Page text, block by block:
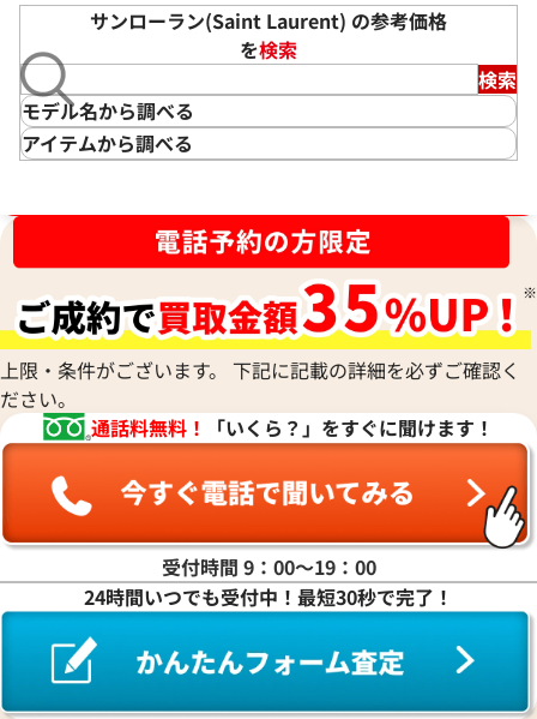
2026年5月
店舗 アリオ葛西店
備考 箱あり、ギャラあり
状態
2026年4月
サンローラン カサンドラ
カサンドラ チャームブレスレ
ット
店舗 佐賀玉屋店
備考
本体のみ
状態
A
サンローラン(Saint Laurent) の参考価格
を検索
検索
モデル名から調べる
アイテムから調べる
上限・条件がございます。 下記に記載の詳細を必ずご確認く
ださい。
通話料無料！
「いくら？」をすぐに聞けます！
受付時間 9：00〜19：00
24時間いつでも受付中！最短30秒で完了！